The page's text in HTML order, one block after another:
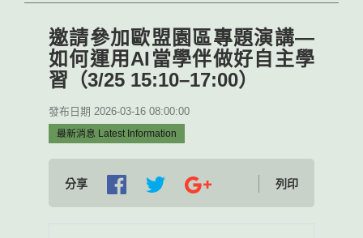
邀請參加歐盟園區專題演講—
如何運用AI當學伴做好自主學
習（3/25 15:10–17:00）
發布日期 2026-03-16 08:00:00
最新消息 Latest Information
分享 列印